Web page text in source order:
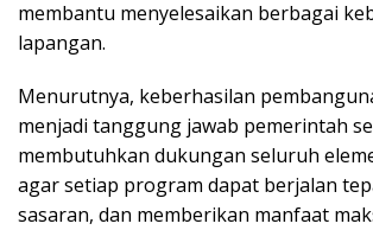
membantu menyelesaikan berbagai
lapangan.
Menurutnya, keberhasilan
menjadi tanggung jawab pemerintah
membutuhkan dukungan seluruh
agar setiap program dapat berjalan
sasaran, dan memberikan manfaat